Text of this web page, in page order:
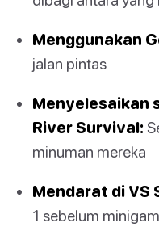
Menggunakan
jalan pintas
Menyelesaikan
River Survival:
minuman mereka
Mendarat di VS
1 sebelum